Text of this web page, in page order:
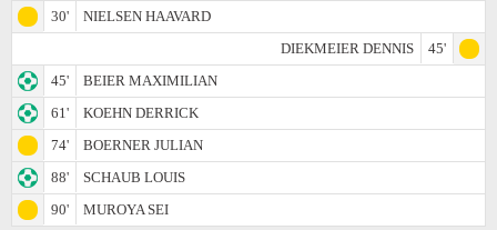
30'
NIELSEN HAAVARD
DIEKMEIER DENNIS
45'
45'
BEIER MAXIMILIAN
61'
KOEHN DERRICK
74'
BOERNER JULIAN
88'
SCHAUB LOUIS
90'
MUROYA SEI